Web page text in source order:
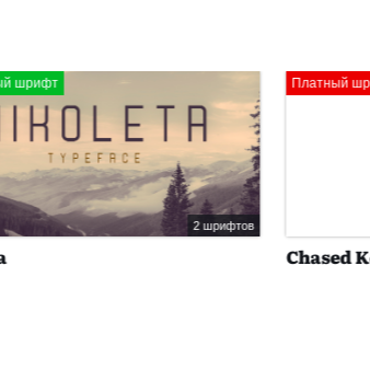
2 шрифтов
Платный шрифт
Chased Kobold